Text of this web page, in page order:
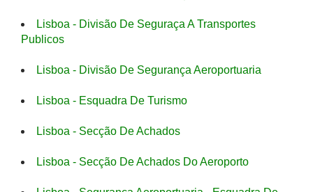
Lisboa - Divisão De Seguraça A Transportes
Publicos
Lisboa - Divisão De Segurança Aeroportuaria
Lisboa - Esquadra De Turismo
Lisboa - Secção De Achados
Lisboa - Secção De Achados Do Aeroporto